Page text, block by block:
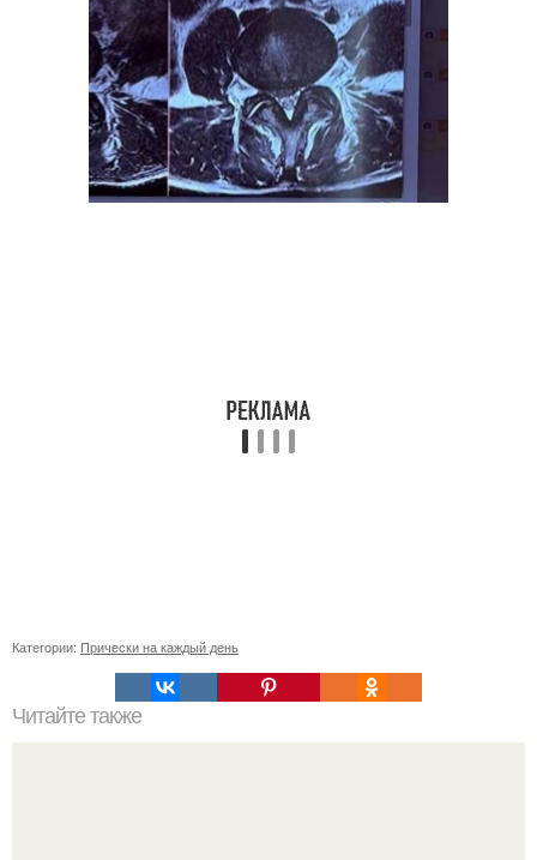
Категории: Прически на каждый день
Читайте также